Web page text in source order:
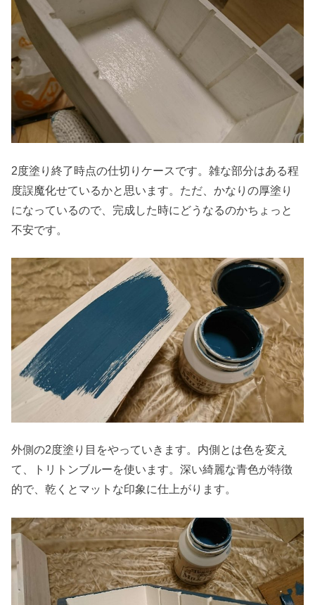
2度塗り終了時点の仕切りケースです。雑な部分はある程
度誤魔化せているかと思います。ただ、かなりの厚塗り
になっているので、完成した時にどうなるのかちょっと
不安です。
外側の2度塗り目をやっていきます。内側とは色を変え
て、トリトンブルーを使います。深い綺麗な青色が特徴
的で、乾くとマットな印象に仕上がります。